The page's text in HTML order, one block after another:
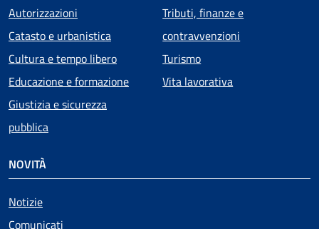
Autorizzazioni
Catasto e urbanistica
Cultura e tempo libero
Educazione e formazione
Giustizia e sicurezza
pubblica
Tributi, finanze e
contravvenzioni
Turismo
Vita lavorativa
NOVITÀ
Notizie
Comunicati